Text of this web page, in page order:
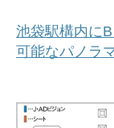
池袋駅構内に
可能なパノラ